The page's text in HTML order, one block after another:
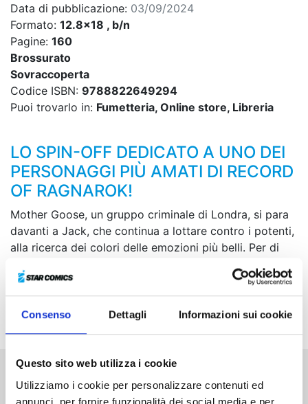
Consenso Dettagli Informazioni sui cookie
Questo sito web utilizza i cookie
Utilizziamo i cookie per personalizzare contenuti ed
annunci, per fornire funzionalità dei social media e per
Data di pubblicazione: 03/09/2024
Formato: 12.8x18 , b/n
Pagine: 160
Brossurato
Sovraccoperta
Codice ISBN: 9788822649294
Puoi trovarlo in: Fumetteria, Online store, Libreria
LO SPIN-OFF DEDICATO A UNO DEI
PERSONAGGI PIÙ AMATI DI RECORD
OF RAGNAROK!
Mother Goose, un gruppo criminale di Londra, si para
davanti a Jack, che continua a lottare contro i potenti,
alla ricerca dei colori delle emozioni più belli. Per di
sfumatura che nemmeno Jack ha mai visto prima. Sul
Tower Bridge, tenebre nere come la pece si scontrano
senza pietà con il male più puro!
Altri volumi della serie